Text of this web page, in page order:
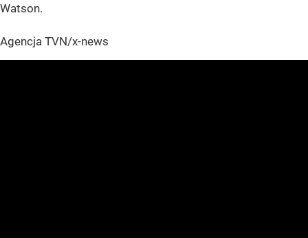
Watson.
Agencja TVN/x-news